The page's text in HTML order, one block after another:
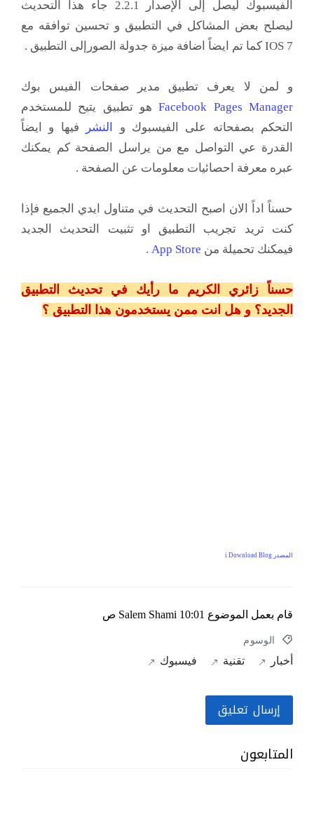
الفيسبوك ليصل إلى الإصدار 2.2.1 جاء هذا التحديث
ليصلح بعض المشاكل في التطبيق و تحسين توافقه مع
IOS 7 كما تم ايضاً اضافة ميزة جدولة الصورإلى التطبيق .
و لمن لا يعرف تطبيق مدير صفحات الفيس بوك
Facebook Pages Managerهو تطبيق يتيح للمستخدم
التحكم بصفحاته على الفيسبوك و
النشر
فيها و ايضاً
القدرة عي التواصل مع من يراسل الصفحة كم يمكنك
عبره معرفة احصائيات معلومات عن الصفحة .
حسناً اداً الان اصبح التحديث في متناول ايدي الجميع فإذا
كنت تريد تجريب التطبيق او تثبيت التحديث الجديد
فيمكنك تحميلة من App Store
.
حسناً زائري الكريم ما رأيك في تحديث التطبيق
الجديد؟ و هل انت ممن يستخدمون هذا التطبيق ؟
المصدر i Download Blog
قام بعمل الموضوع Salem Shami 10:01 ص
الوسوم
أخبار تقنية فيسبوك
إرسال تعليق
المتابعون